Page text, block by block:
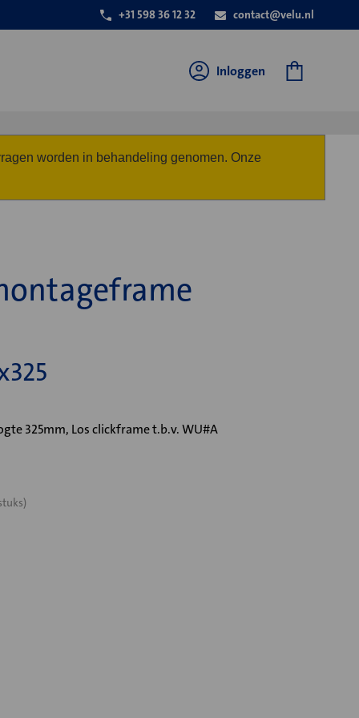
+31 598 36 12 32 contact@velu.nl
Inloggen
worden in behandeling genomen. Onze
325mm, Los clickframe t.b.v. WU#A